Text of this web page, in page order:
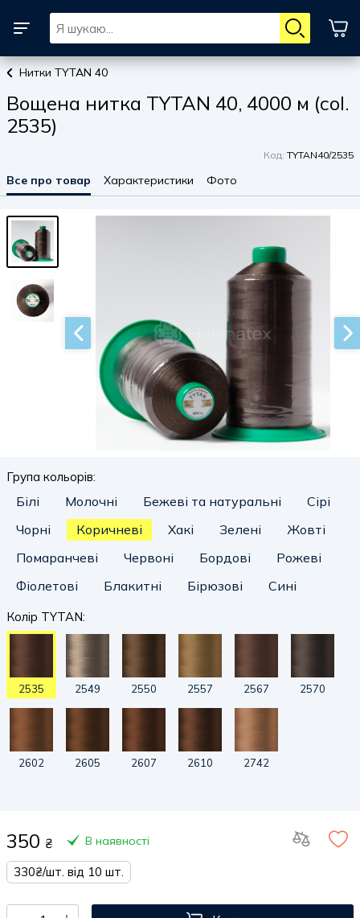
Нитки TYTAN 40
Вощена нитка TYTAN 40, 4000 м (col.
2535)
Код: TYTAN40/2535
Все про товар Характеристики Фото
Група кольорів:
Білі Молочні Бежеві та натуральні
Сірі
Чорні
Коричневі Хакі Зелені
Жовті
Помаранчеві
Червоні Бордові
Рожеві
Фіолетові
Блакитні Бірюзові Сині
Колір TYTAN:
2535 2549 2550 2557 2567 2570
2602 2605 2607 2610 2742
350 ₴ В наявності
330₴/шт. від 10 шт.